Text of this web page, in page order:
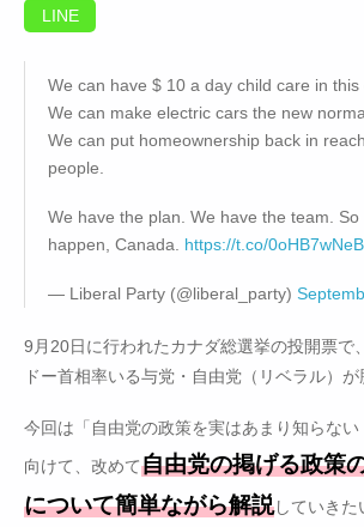
LINE
We can have $ 10 a day child care in this
We can make electric cars the new
We can put homeownership back in
people.
We have the plan. We have the team. So
happen, Canada. https://t.co/
— Liberal Party (@liberal_party)
9月20日に行われたカナダ総選挙の投開票で
ドー首相率いる与党・自由党（リベラル）が
今回は「自由党の政策を実はあまり知らない
向けて、改めて自由党の掲げる政策
について簡単ながら解説していきた